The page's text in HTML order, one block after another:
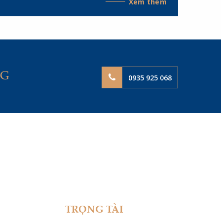
các Trọng tài viên của Trung tâm Trọng tài
Thương mại Miền Trung (MCAC), gồm Trọng tài
sư Ngô Quỳnh Anh - Trọng tài viên MCAC.
Xem thêm
0935 925 068
TRỌNG TÀI